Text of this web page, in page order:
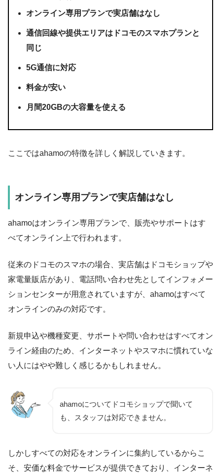
オンライン専用プランで実店舗はなし
通信回線や提供エリアはドコモのスマホプランと
同じ
5G通信に対応
料金が安い
月間20GBの大容量を使える
ここではahamoの特徴を詳しく解説していきます。
オンライン専用プランで実店舗はなし
ahamoはオンライン専用プランで、 販売やサポートはす
べてオンライン 上で行われます。
従来のドコモのスマホの場合、実店舗はドコモショップや
家電量販店があり、電話問い合わせ先としてインフォメー
ションセンターが用意されていますが、ahamoはすべて
オンラインのみの対応です。
新規申込や機種変更、サポートや問い合わせはすべてオン
ライン経由のため、インターネットやスマホに慣れていな
い人にはやや難しく感じるかもしれません。
ahamoについてドコモショップで聞いて
も、スタッフは対応できません。
しかしすべての対応をオンラインに集約しているからこ
そ、安価な料金でサービスが提供できており、インターネ